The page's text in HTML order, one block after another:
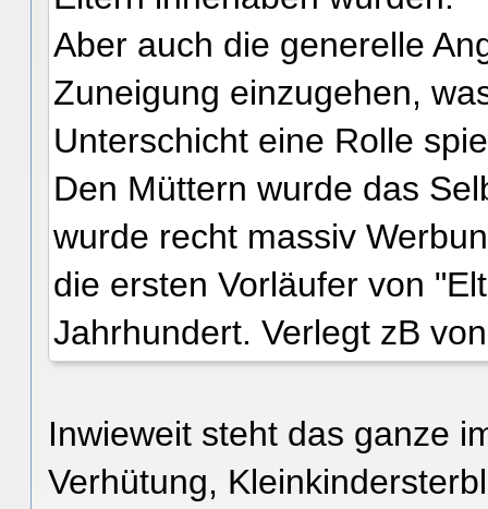
Aber auch die generelle
Zuneigung einzugehen,
Unterschicht eine Rolle
Den Müttern wurde das
wurde recht massiv
die ersten Vorläufer von
Jahrhundert. Verlegt zB
Inwieweit steht das ganze
Verhütung,